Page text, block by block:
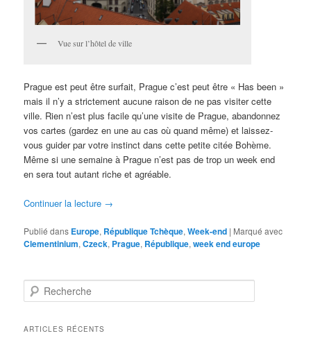
Vue sur l’hôtel de ville
Prague est peut être surfait, Prague c’est peut être « Has been »
mais il n’y a strictement aucune raison de ne pas visiter cette
ville. Rien n’est plus facile qu’une visite de Prague, abandonnez
vos cartes (gardez en une au cas où quand même) et laissez-
vous guider par votre instinct dans cette petite citée Bohème.
Même si une semaine à Prague n’est pas de trop un week end
en sera tout autant riche et agréable.
Continuer la lecture →
Publié dans Europe, République Tchèque,Week-end | Marqué avec
Clementinium,Czeck, Prague, République,week end europe
e
h
ARTICLES RÉCENTS